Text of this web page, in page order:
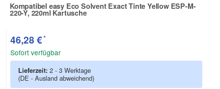
Kompatibel easy Eco Solvent Exact Tinte Yellow ESP-M-
220-Y, 220ml Kartusche
Zur Artikelbewertung
46,28 €*
Sofort verfügbar
Lieferzeit: 2 - 3 Werktage
(DE - Ausland abweichend)